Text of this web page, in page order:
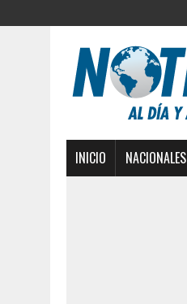
INICIO NACIONALES